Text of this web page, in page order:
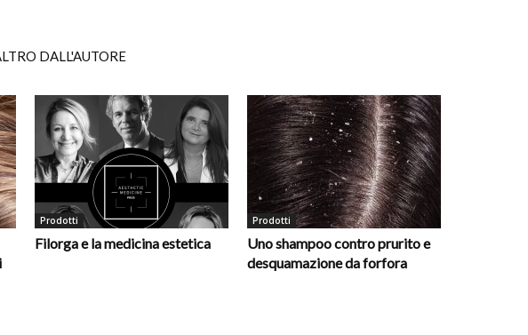
DALL'AUTORE
Prodotti
Filorga e la medicina estetica
Prodotti
Uno shampoo contro prurito e
desquamazione da forfora